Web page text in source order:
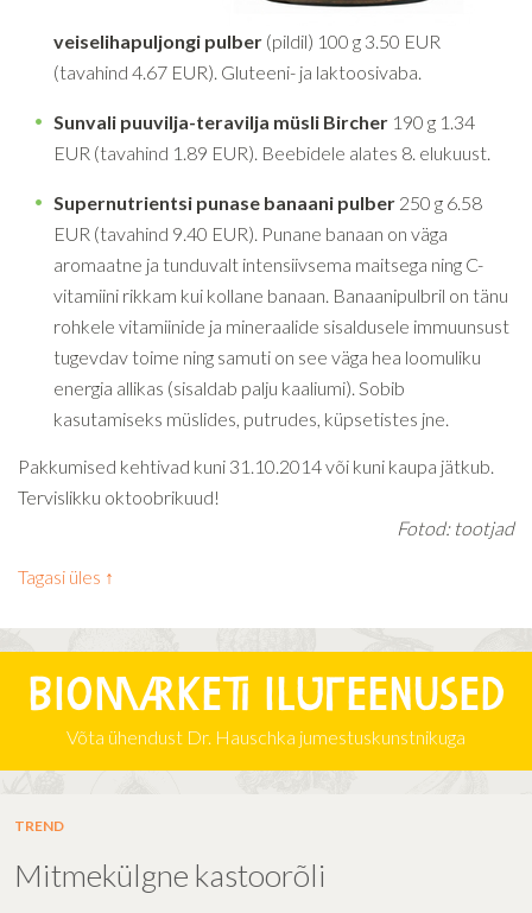
veiselihapuljongi pulber (pildil) 100 g 3.50 EUR
(tavahind 4.67 EUR). Gluteeni- ja laktoosivaba.
Sunvali puuvilja-teravilja müsli Bircher 190 g 1.34
EUR (tavahind 1.89 EUR). Beebidele alates 8. elukuust.
Supernutrientsi punase banaani pulber 250 g 6.58
EUR (tavahind 9.40 EUR). Punane banaan on väga
aromaatne ja tunduvalt intensiivsema maitsega ning C-
vitamiini rikkam kui kollane banaan. Banaanipulbril on tänu
rohkele vitamiinide ja mineraalide sisaldusele immuunsust
tugevdav toime ning samuti on see väga hea loomuliku
energia allikas (sisaldab palju kaaliumi). Sobib
kasutamiseks müslides, putrudes, küpsetistes jne.
Pakkumised kehtivad kuni 31.10.2014 või kuni kaupa jätkub.
Tervislikku oktoobrikuud!
Fotod: tootjad
Tagasi üles ↑
Biomarketi iluteenused
Võta ühendust Dr. Hauschka jumestuskunstnikuga
TREND
Mitmekülgne kastoorõli